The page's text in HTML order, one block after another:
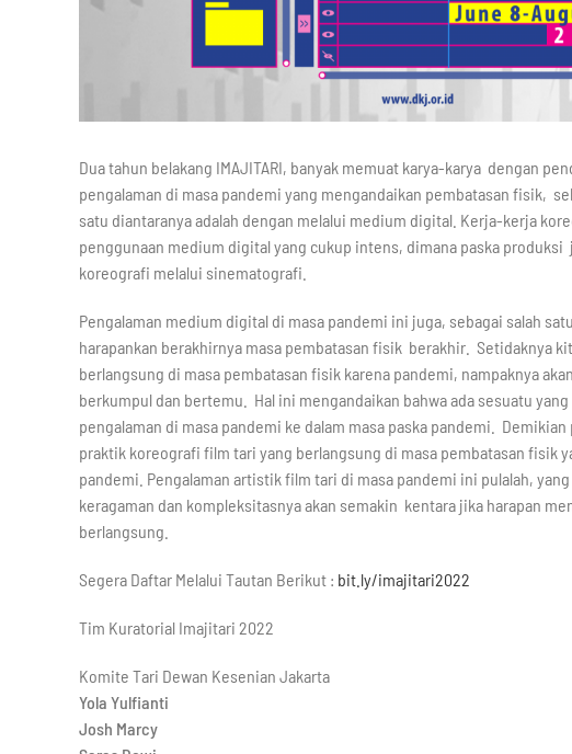
Dua tahun belakang IMAJITARI, banyak memuat karya-karya dengan
pengalaman di masa pandemi yang mengandaikan pembatasan fisik,
satu diantaranya adalah dengan melalui medium digital. Kerja-kerja
penggunaan medium digital yang cukup intens, dimana paska
koreografi melalui sinematografi.
Pengalaman medium digital di masa pandemi ini juga, sebagai salah
harapankan berakhirnya masa pembatasan fisik berakhir. Setidaknya
berlangsung di masa pembatasan fisik karena pandemi, nampaknya
berkumpul dan bertemu. Hal ini mengandaikan bahwa ada sesuatu
pengalaman di masa pandemi ke dalam masa paska pandemi.
praktik koreografi film tari yang berlangsung di masa pembatasan fisik
pandemi. Pengalaman artistik film tari di masa pandemi ini pulalah,
keragaman dan kompleksitasnya akan semakin kentara jika harapan
berlangsung.
Segera Daftar Melalui Tautan Berikut : bit.ly/imajitari2022
Tim Kuratorial Imajitari 2022
Komite Tari Dewan Kesenian Jakarta
Yola Yulfianti
Josh Marcy